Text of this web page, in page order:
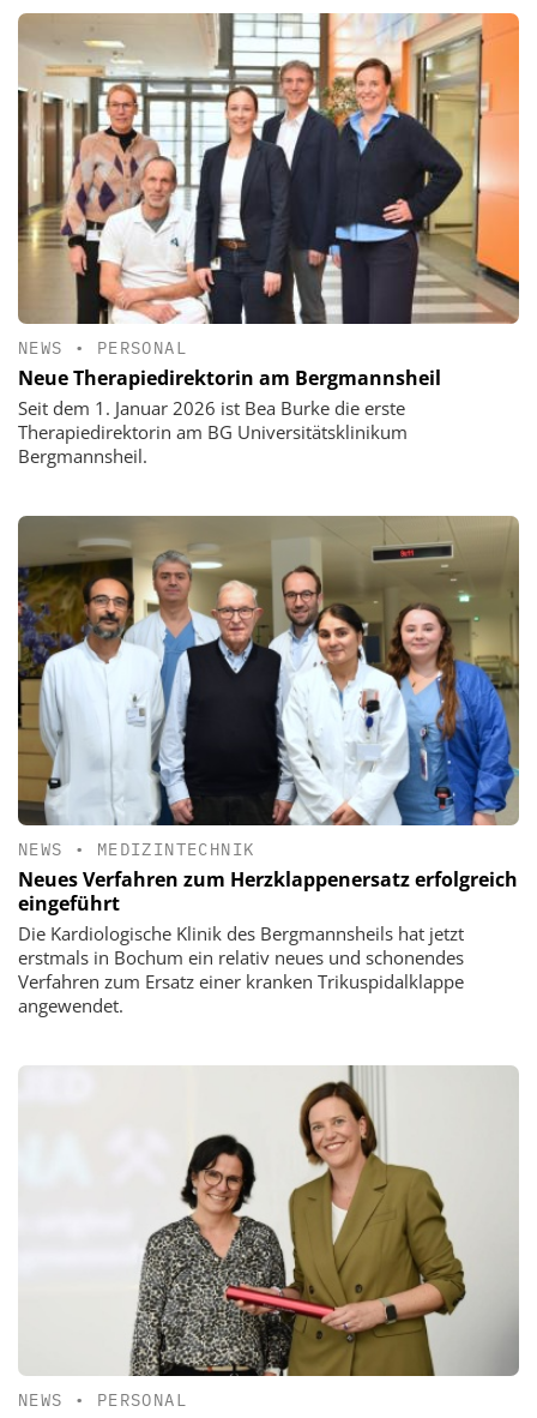
NEWS • PERSONAL
Neue Therapiedirektorin am Bergmannsheil
Seit dem 1. Januar 2026 ist Bea Burke die erste
Therapiedirektorin am BG Universitätsklinikum
Bergmannsheil.
NEWS • MEDIZINTECHNIK
Neues Verfahren zum Herzklappenersatz erfolgreich
eingeführt
Die Kardiologische Klinik des Bergmannsheils hat jetzt
erstmals in Bochum ein relativ neues und schonendes
Verfahren zum Ersatz einer kranken Trikuspidalklappe
angewendet.
NEWS • PERSONAL